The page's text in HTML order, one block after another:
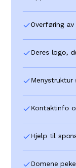
Overføring
Deres logo,
Kontaktinfo
Hjelp til
Domene